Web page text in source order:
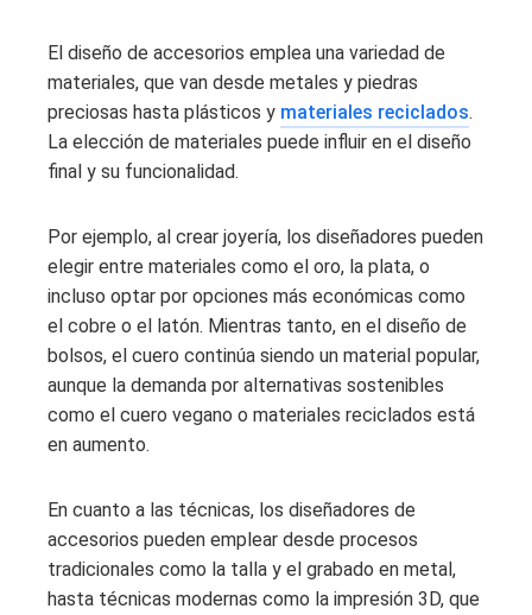
El diseño de accesorios emplea una variedad de
materiales, que van desde metales y piedras
preciosas hasta plásticos y materiales reciclados.
La elección de materiales puede influir en el diseño
final y su funcionalidad.
Por ejemplo, al crear joyería, los diseñadores pueden
elegir entre materiales como el oro, la plata, o
incluso optar por opciones más económicas como
el cobre o el latón. Mientras tanto, en el diseño de
bolsos, el cuero continúa siendo un material popular,
aunque la demanda por alternativas sostenibles
como el cuero vegano o materiales reciclados está
en aumento.
En cuanto a las técnicas, los diseñadores de
accesorios pueden emplear desde procesos
tradicionales como la talla y el grabado en metal,
hasta técnicas modernas como la impresión 3D, que